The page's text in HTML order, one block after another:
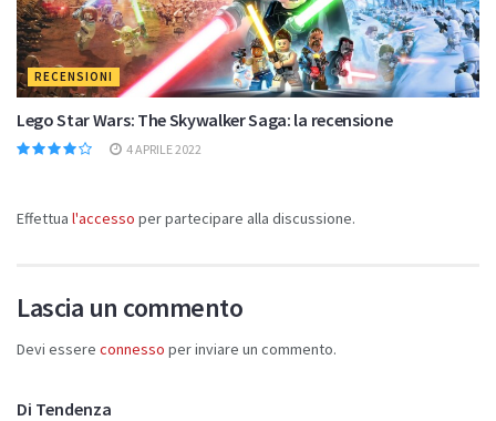
RECENSIONI
Lego Star Wars: The Skywalker Saga: la recensione
4 APRILE 2022
Effettua l'accesso per partecipare alla discussione.
Lascia un commento
Devi essere connesso per inviare un commento.
Di Tendenza